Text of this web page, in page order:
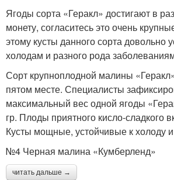
Ягоды сорта «Геракл» достигают в
монету, согласитесь это очень
этому кусты данного сорта довольно
холодам и разного рода
Сорт крупноплодной малины
пятом месте. Специалисты
максимальный вес одной ягоды
гр. Плоды приятного кисло-сладкого
Кусты мощные, устойчивые к холоду
№4 Черная малина «Кумберленд»
читать дальше →